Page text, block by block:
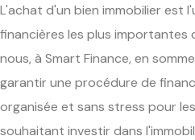
L'achat d'un bien immobilier est
financières les plus importantes
nous, à Smart Finance, en
garantir une procédure de
organisée et sans stress pour
souhaitant investir dans